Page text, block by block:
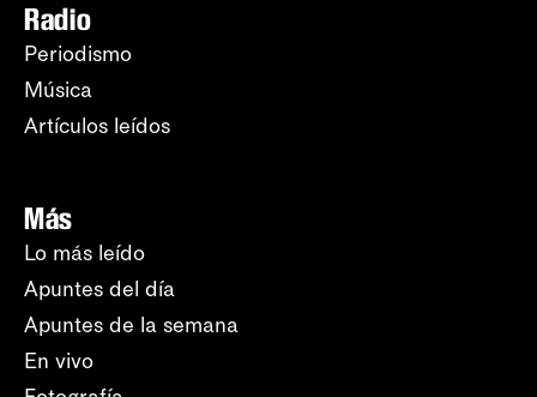
Radio
Periodismo
Música
Artículos leídos
Más
Lo más leído
Apuntes del día
Apuntes de la semana
En vivo